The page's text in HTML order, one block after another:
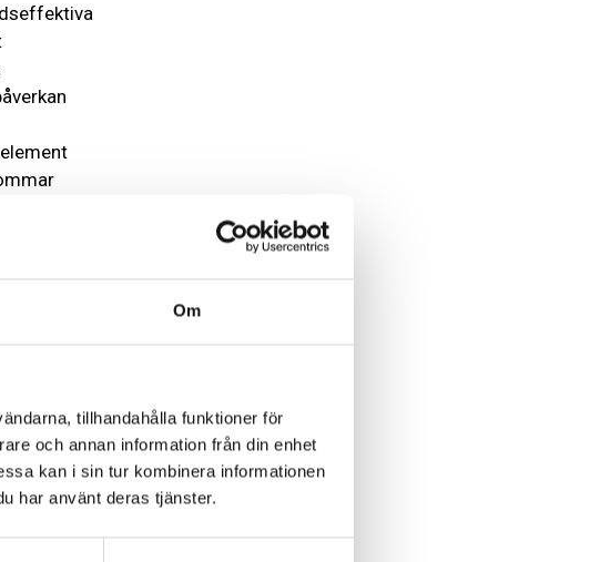
Om
tillhandahålla funktioner för
och annan information från din enhet
kan i sin tur kombinera informationen
har använt deras tjänster.
har
och